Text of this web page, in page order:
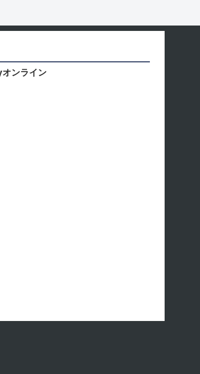
ンライン